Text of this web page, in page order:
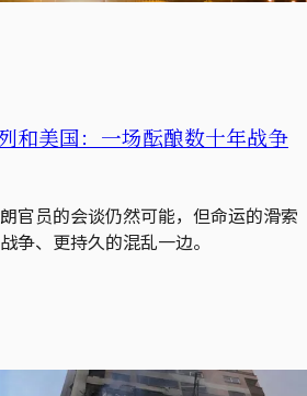
和美国：一场酝酿数十年战争
官员的会谈仍然可能，但命运的滑索
争、更持久的混乱一边。